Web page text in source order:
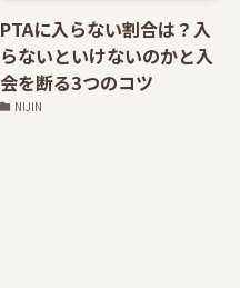
PTAに入らない割合は？入
らないといけないのかと入
会を断る3つのコツ
NIJIN